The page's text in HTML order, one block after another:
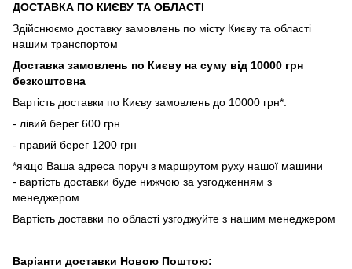
ДОСТАВКА ПО КИЄВУ ТА ОБЛАСТІ
Здійснюємо доставку замовлень по місту Києву та області
нашим транспортом
Доставка замовлень по Києву на суму від 10000 грн
безкоштовна
Вартість доставки по Києву замовлень до 10000 грн*:
- лівий берег 600 грн
- правий берег 1200 грн
*якщо Ваша адреса поруч з маршрутом руху нашої машини
- вартість доставки буде нижчою за узгодженням з
менеджером.
Вартість доставки по області узгоджуйте з нашим менеджером
Варіанти доставки Новою Поштою: